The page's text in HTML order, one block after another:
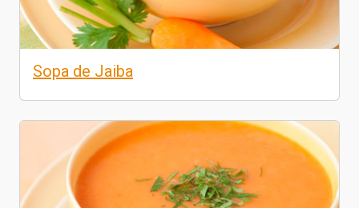
Sopa de Jaiba